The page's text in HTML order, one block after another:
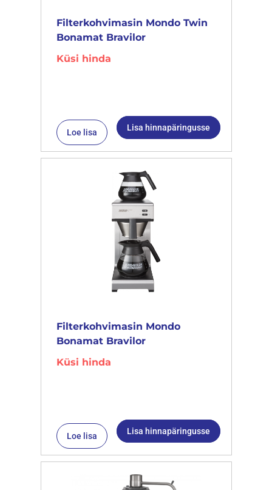
Filterkohvimasin Mondo Twin
Bonamat Bravilor
Küsi hinda
Loe lisa Lisa hinnapäringusse
Filterkohvimasin Mondo
Bonamat Bravilor
Küsi hinda
Loe lisa Lisa hinnapäringusse